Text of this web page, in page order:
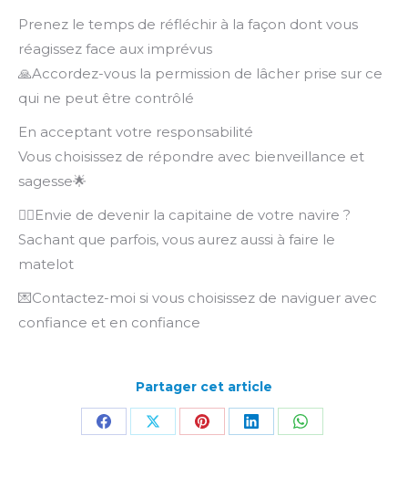
Prenez le temps de réfléchir à la façon dont vous
réagissez face aux imprévus
🙏Accordez-vous la permission de lâcher prise sur ce
qui ne peut être contrôlé
En acceptant votre responsabilité
Vous choisissez de répondre avec bienveillance et
sagesse🌟
👩‍✈️Envie de devenir la capitaine de votre navire ?
Sachant que parfois, vous aurez aussi à faire le
matelot
💌Contactez-moi si vous choisissez de naviguer avec
confiance et en confiance
Partager cet article
PartagerPartagerPartagerPartagerPartager